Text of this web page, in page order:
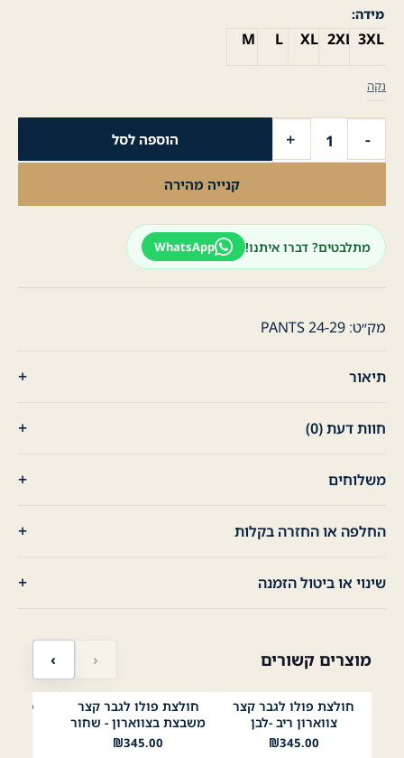
מידה
M L XL 2XL 3XL
נקה
-
של
+ הוספה לסל
קנייה מהירה
מתלבטים? דברו איתנו! WhatsApp
מק״ט: PANTS 24-29
תיאור
חוות דעת (0)
משלוחים
החלפה או החזרה בקלות
שינוי או ביטול הזמנה
מוצרים קשורים ‹ ›
לבן שחורתכלתירוק בהיר
בז׳
תפוח
Mustard
ליים 1
חולצת פולו לגבר קצר
צווארון ריב -לבן
₪345.00
לבן נייבי שחור
חולצת פולו לגבר קצר
משבצת בצווארון - שחור
₪345.00